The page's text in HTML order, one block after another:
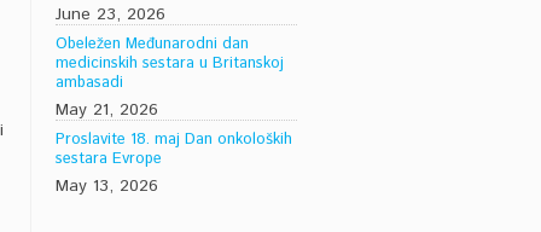
June 23, 2026
Obeležen Međunarodni dan
medicinskih sestara u Britanskoj
ambasadi
May 21, 2026
Proslavite 18. maj Dan onkoloških
sestara Evrope
May 13, 2026